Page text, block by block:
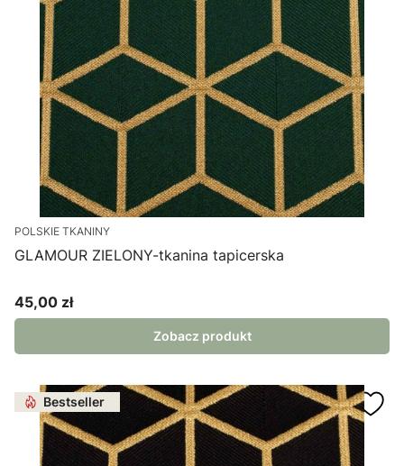
POLSKIE TKANINY
GLAMOUR ZIELONY-tkanina tapicerska
Cena
45,00 zł
Zobacz produkt
Bestseller